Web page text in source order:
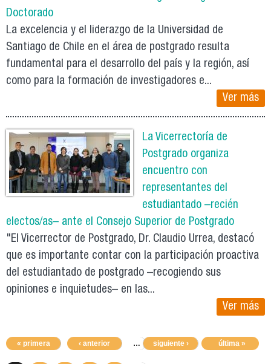
Doctorado
La excelencia y el liderazgo de la Universidad de
Santiago de Chile en el área de postgrado resulta
fundamental para el desarrollo del país y la región, así
como para la formación de investigadores e...
Ver más
La Vicerrectoría de
Postgrado organiza
encuentro con
representantes del
estudiantado –recién
electos/as– ante el Consejo Superior de Postgrado
"El Vicerrector de Postgrado, Dr. Claudio Urrea, destacó
que es importante contar con la participación proactiva
del estudiantado de postgrado –recogiendo sus
opiniones e inquietudes– en las...
Ver más
« primera ‹ anterior … 14 15 17
siguiente › última »